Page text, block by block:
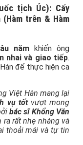
tịch Úc): Cấy
trên & Hàm
năm khiến ông
nhai và giao tiếp.
để thực hiện ca
Việt Hàn mang lại
vụ tốtvượt mong
bác sĩ Khổng Văn
ra rất nhẹ nhàng và
thoải mái và tự tin